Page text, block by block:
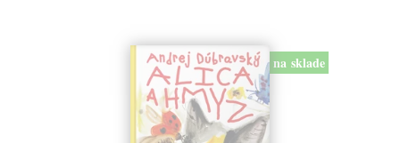
na sklade